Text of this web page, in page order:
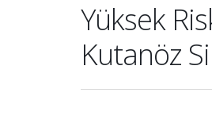
Yüksek
Kutanöz